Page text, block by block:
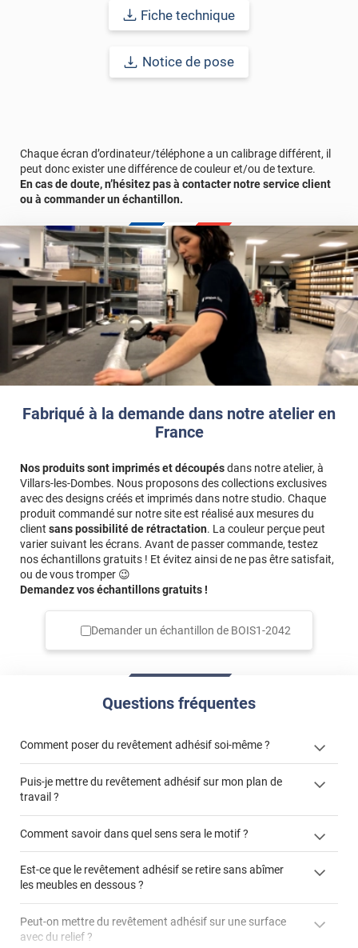
Fabriqué à la demande dans notre atelier en
France
Nos produits sont imprimés et découpésdans notre atelier, à
Villars-les-Dombes. Nous proposons des collections exclusives
avec des designs créés et imprimés dans notre studio. Chaque
produit commandé sur notre site est réalisé aux mesures du
client sans possibilité de rétractation. La couleur perçue peut
varier suivant les écrans. Avant de passer commande, testez
nos échantillons gratuits ! Et évitez ainsi de ne pas être satisfait,
ou de vous tromper 😉
Demandez vos échantillons gratuits !
Demander un échantillon de BOIS1-2042
Questions fréquentes
Comment poser du revêtement adhésif soi-même ?
« Comment poser un revêtement adhésif ? »
Puis-je mettre du revêtement adhésif sur mon plan de
travail ?
"Peut-on installer du
Comment savoir dans quel sens sera le motif ?
Est-ce que le revêtement adhésif se retire sans abîmer
les meubles en dessous ?
Peut-on mettre du revêtement adhésif sur une surface
avec du relief ?
résistance à l’eau, à la saleté, à l’abrasion, aux UV et à l’usure.
Grâce à son épaisseur, cet adhésif masque également les petites
revêtement peut être installé dans un lieu ouvert public.
véritable, nous vous conseillons de faire une demande
d'échantillons gratuite.
Fiche technique
Notice de pose
Chaque écran d’ordinateur/téléphone a un calibrage différent, il
peut donc exister une différence de couleur et/ou de texture.
En cas de doute, n’hésitez pas à contacter notre service client
ou à commander un échantillon.